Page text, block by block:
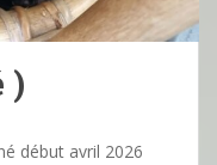
)
début avril 2026